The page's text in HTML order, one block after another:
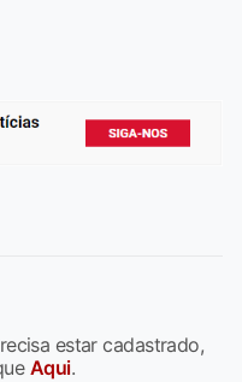
estar cadastrado,
Aqui.